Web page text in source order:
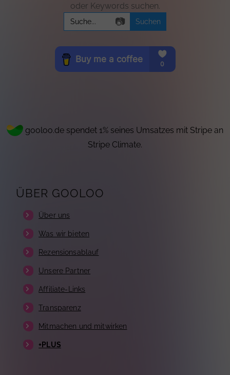
oder Keywords suchen.
Search
for:
📷
gooloo.de spendet 1% seines Umsatzes mit Stripe an
Stripe Climate.
ÜBER GOOLOO
Über uns
Was wir bieten
Rezensionsablauf
Unsere Partner
Affiliate-Links
Transparenz
Mitmachen und mitwirken
+PLUS